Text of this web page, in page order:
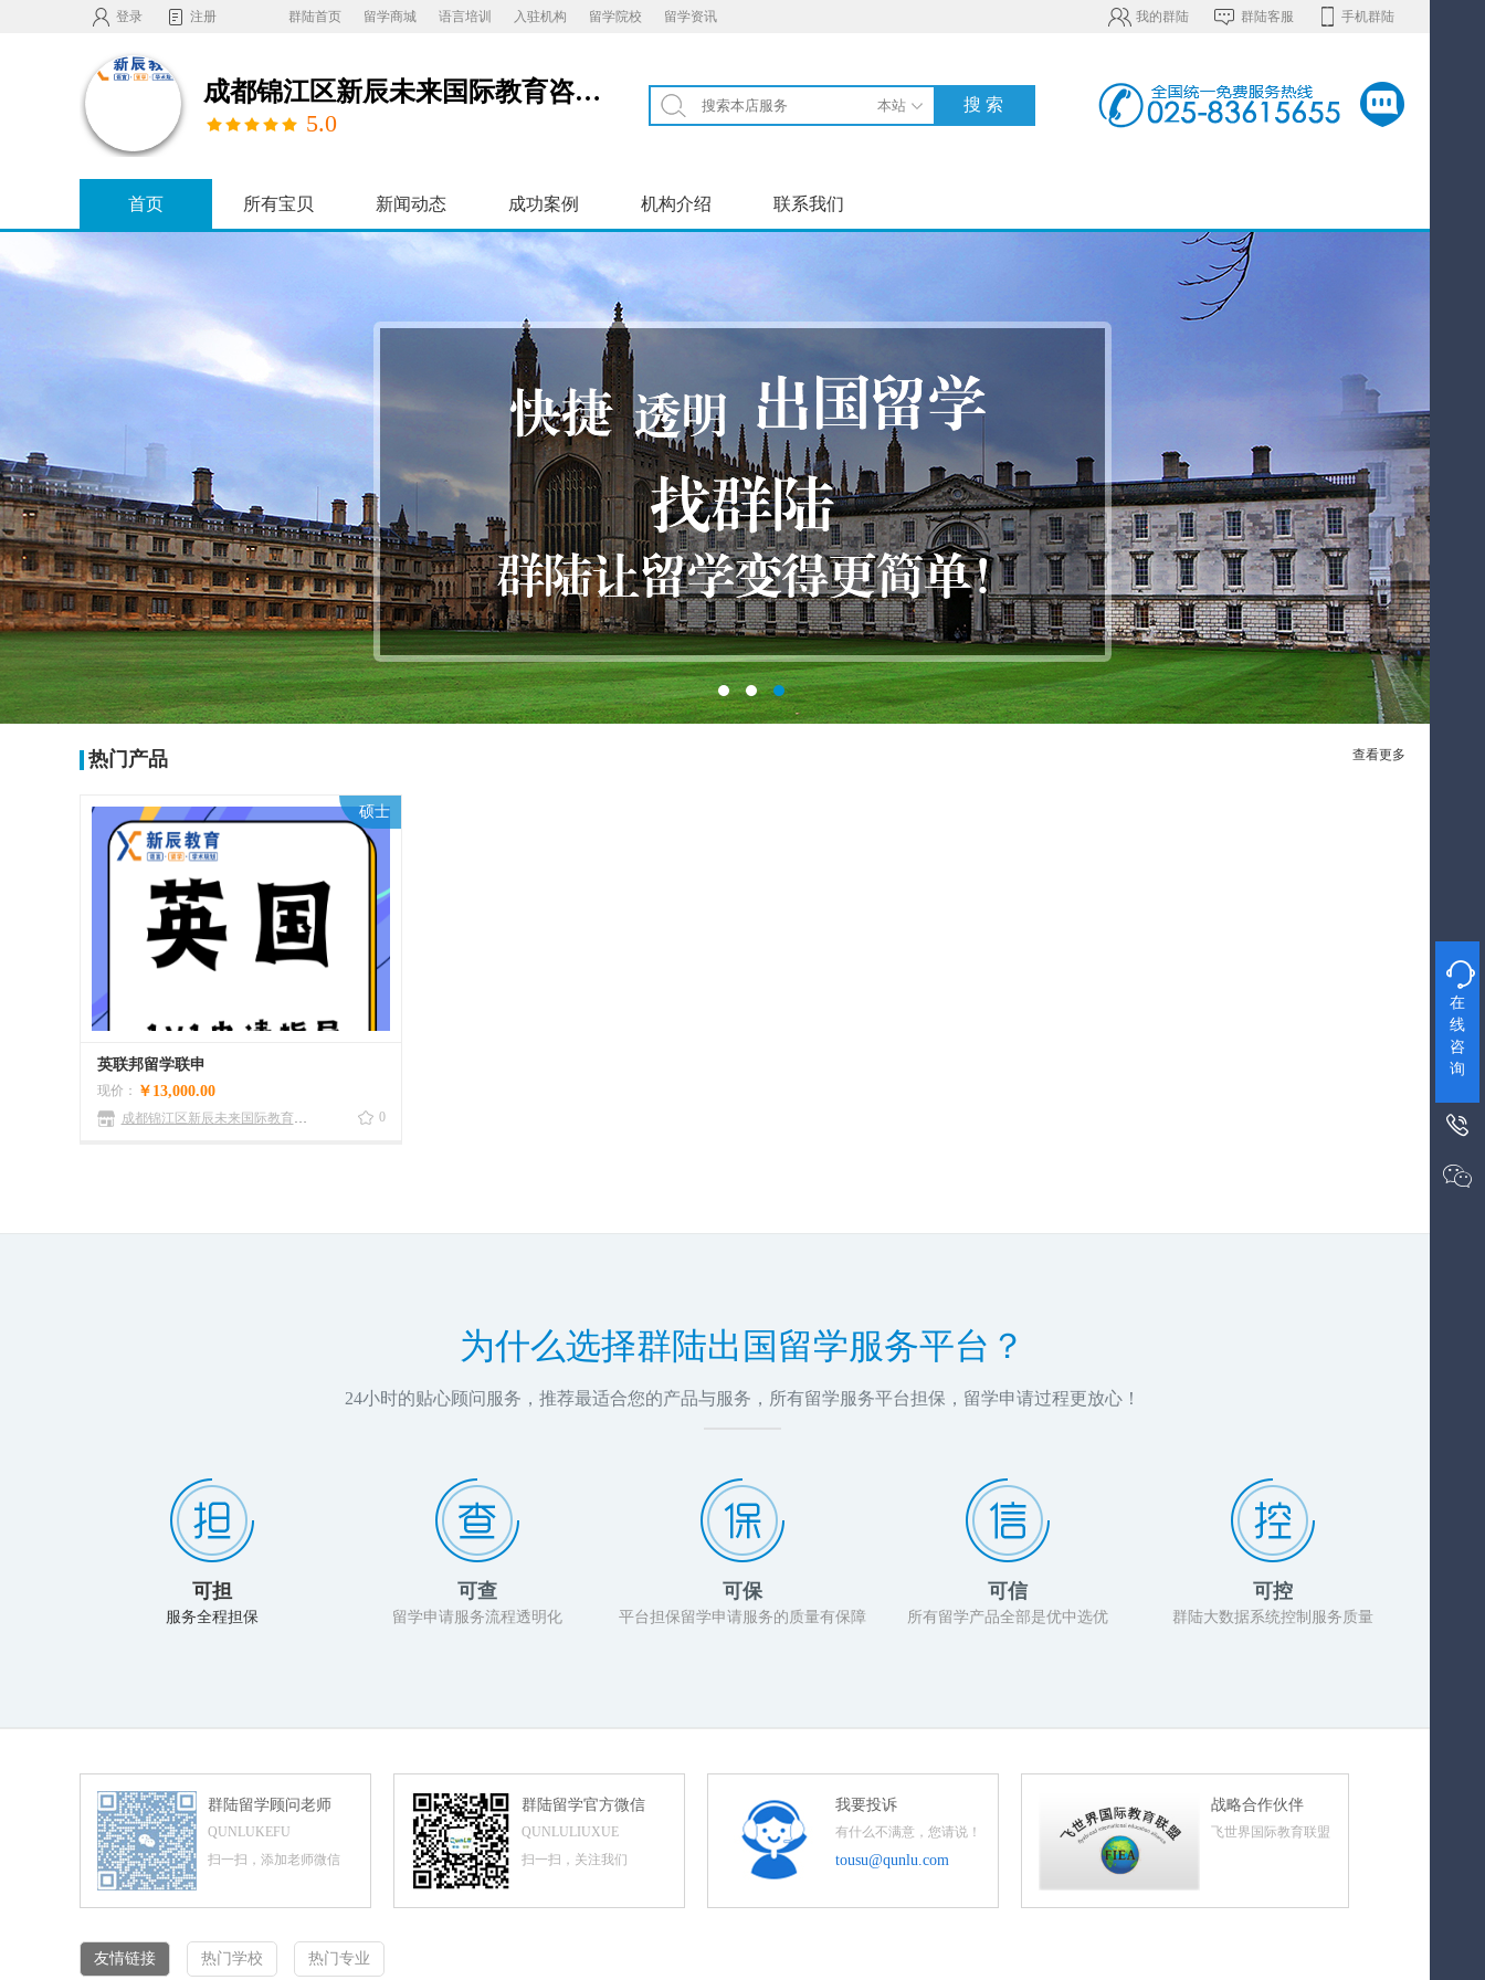
登录 注册 群陆首页 留学商城 语言培训 入驻机构 留学院校 留学资讯 我的群陆 群陆客服 手机群陆
成都锦江区新辰未来国际教育咨询有限公司
5.0
首页 所有宝贝 新闻动态 成功案例 机构介绍 联系我们
热门产品 查看更多
硕士
英联邦留学联申
现价： ￥13,000.00
0
为什么选择群陆出国留学服务平台？
24小时的贴心顾问服务，推荐最适合您的产品与服务，所有留学服务平台担保，留学申请过程更放心！
可担
服务全程担保
可查
留学申请服务流程透明化
可保
平台担保留学申请服务的质量有保障
可信
所有留学产品全部是优中选优
可控
群陆大数据系统控制服务质量
群陆留学顾问老师
QUNLUKEFU
扫一扫，添加老师微信
群陆留学官方微信
QUNLULIUXUE
扫一扫，关注我们
我要投诉
有什么不满意，您请说！
tousu@qunlu.com
战略合作伙伴
飞世界国际教育联盟
友情链接 热门学校 热门专业

在
线
咨
询

